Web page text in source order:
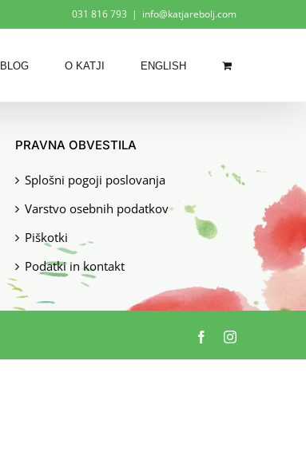
031 816 793 | info@katjarebolj.com
BLOG O KATJI ENGLISH
PRAVNA OBVESTILA
Splošni pogoji poslovanja
Varstvo osebnih podatkov
Piškotki
Podatki in kontakt
FacebookInstagram